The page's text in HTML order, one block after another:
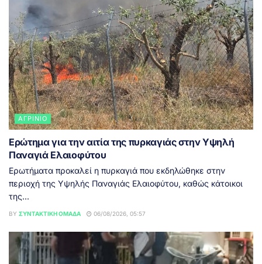
ΑΓΡΊΝΙΟ
Ερώτημα για την αιτία της πυρκαγιάς στην Υψηλή
Παναγιά Ελαιοφύτου
Ερωτήματα προκαλεί η πυρκαγιά που εκδηλώθηκε στην
περιοχή της Υψηλής Παναγιάς Ελαιοφύτου, καθώς κάτοικοι
της...
BY ΣΥΝΤΑΚΤΙΚΉ ΟΜΆΔΑ 06/08/2026, 05:57